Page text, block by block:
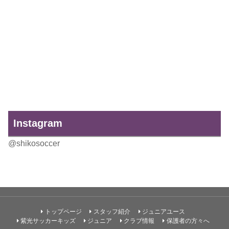
Instagram
@shikosoccer
トップページ スタッフ紹介
ジュニアユース
紫光サッカーキッズ
ジュニア クラブ情報 保護者の方々へ